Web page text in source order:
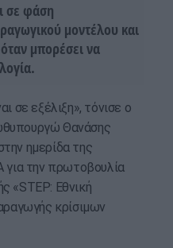
σε φάση
μοντέλου και
μπορέσει να
σε εξέλιξη», τόνισε ο
Θανάσης
ημερίδα της
για την πρωτοβουλία
«STEP: Εθνική
κρίσιμων